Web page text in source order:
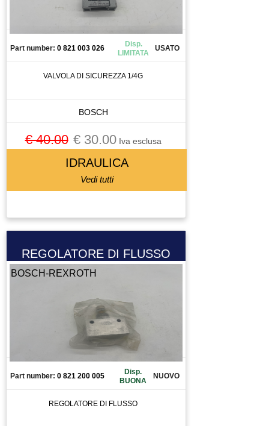
Part number: 0 821 003 026
Disp.
LIMITATA
USATO
VALVOLA DI SICUREZZA 1/4G
BOSCH
€ 40.00 € 30.00Iva esclusa
IDRAULICA
Vedi tutti
REGOLATORE DI FLUSSO
BOSCH-REXROTH
Part number: 0 821 200 005
Disp.
BUONA
NUOVO
REGOLATORE DI FLUSSO